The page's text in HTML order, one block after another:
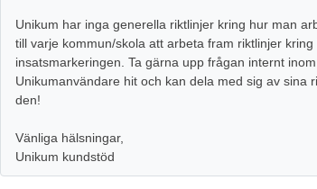
Unikum har inga generella riktlinjer kring hur man
till varje kommun/skola att arbeta fram riktlinjer
insatsmarkeringen. Ta gärna upp frågan internt
Unikumanvändare hit och kan dela med sig av sina
den!
Vänliga hälsningar,
Unikum kundstöd